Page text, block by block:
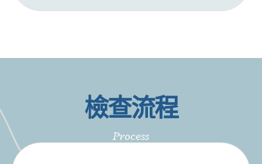
會出現光暈等情況。
多重影像
單眼看東西有雙重影像或殘影